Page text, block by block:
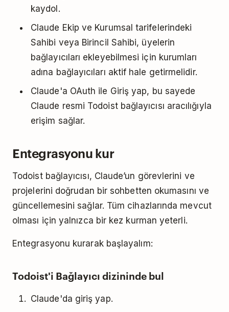
kaydol.
Claude Ekip ve Kurumsal tarifelerindeki
Sahibi veya Birincil Sahibi, üyelerin
bağlayıcıları ekleyebilmesi için kurumları
adına bağlayıcıları aktif hale getirmelidir.
Claude'a OAuth ile Giriş yap, bu sayede
Claude resmi Todoist bağlayıcısı aracılığıyla
erişim sağlar.
Entegrasyonu kur
Todoist bağlayıcısı, Claude’un görevlerini ve
projelerini doğrudan bir sohbetten okumasını ve
güncellemesini sağlar. Tüm cihazlarında mevcut
olması için yalnızca bir kez kurman yeterli.
Entegrasyonu kurarak başlayalım:
Todoist'i Bağlayıcı dizininde bul
Claude'da giriş yap.